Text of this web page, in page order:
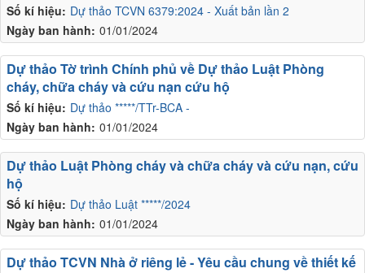
Số kí hiệu: Dự thảo TCVN 6379:2024 - Xuất bản lần 2
Ngày ban hành: 01/01/2024
Số kí hiệu: Dự thảo *****/TTr-BCA -
Ngày ban hành: 01/01/2024
Dự thảo Tờ trình Chính phủ về Dự thảo Luật Phòng
cháy, chữa cháy và cứu nạn cứu hộ
Số kí hiệu: Dự thảo Luật *****/2024
Ngày ban hành: 01/01/2024
Dự thảo Luật Phòng cháy và chữa cháy và cứu nạn, cứu
hộ
Dự thảo TCVN Nhà ở riêng lẻ - Yêu cầu chung về thiết kế